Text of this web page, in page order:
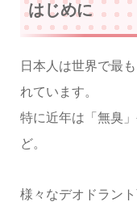
はじめに
日本人は世界で最
れています。
特に近年は「無臭
ど。
様々なデオドラン